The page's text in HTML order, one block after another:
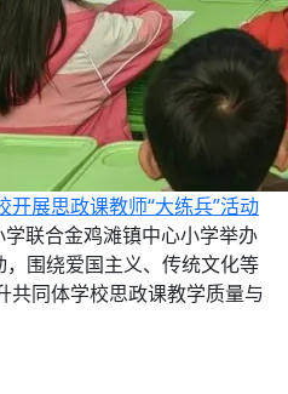
展思政课教师“大练兵”活动
联合金鸡滩镇中心小学举办
，围绕爱国主义、传统文化等
共同体学校思政课教学质量与